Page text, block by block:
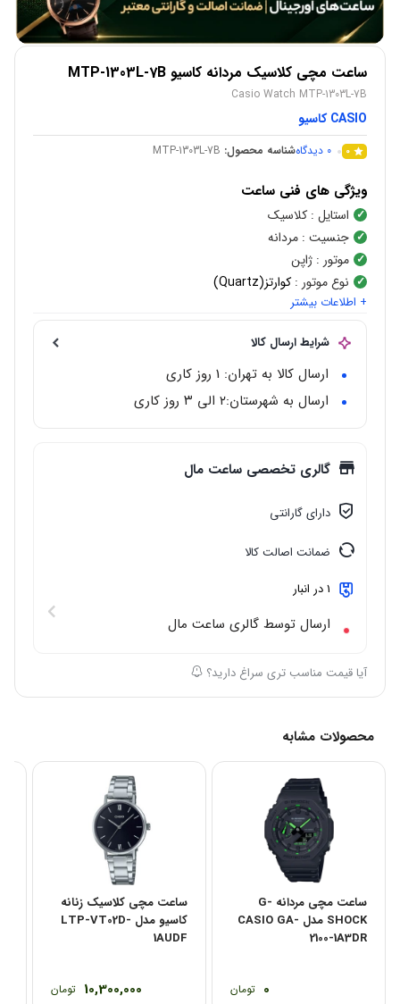
ساعت مچی کلاسیک مردانه کاسیو MTP-1303L-7B
Casio Watch MTP-1303L-7B
CASIO کاسیو
0
0 دیدگاهشناسه محصول: MTP-1303L-7B
ویژگی های فنی ساعت
استایل : کلاسیک
جنسیت : مردانه
موتور : ژاپن
نوع موتور : کوارتز(Quartz)
مقاوم در برابر آب
جنس قاب:استیل ضد زنگ
رنگ قاب: نقره ای
جنس شیشه : کریستال معدنی
+ اطلاعات بیشتر
شرایط ارسال کالا
ارسال کالا به تهران: 1 روز کاری
ارسال به شهرستان:‌۲ الی ۳ روز کاری
گالری تخصصی ساعت مال
دارای گارانتی
ضمانت اصالت کالا
1 در انبار
ارسال توسط گالری ساعت مال
آیا قیمت مناسب تری سراغ دارید؟
محصولات مشابه
ساعت مچی مردانه G-
SHOCK مدل CASIO GA-
2100-1A3DR
0 تومان
ساعت مچی کلاسیک زنانه
کاسیو مدل LTP-VT02D-
1AUDF
10,300,000 تومان